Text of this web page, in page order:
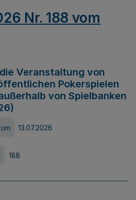
Nr. 188 vom
Veranstaltung von
Pokerspielen
von Spielbanken
13.07.2026
188